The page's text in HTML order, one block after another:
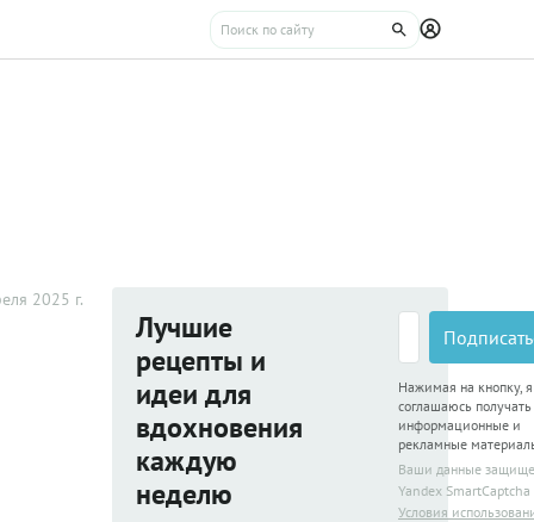
2025 г.
Лучшие
рецепты и
идеи для
вдохновения
каждую
неделю
Нажимая на кнопку, я
соглашаюсь получать
информационные и
рекламные
Ваши данные
Yandex SmartCaptcha
Условия